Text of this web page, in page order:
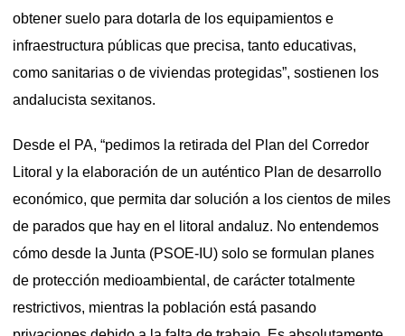
obtener suelo para dotarla de los equipamientos e
infraestructura públicas que precisa, tanto educativas,
como sanitarias o de viviendas protegidas”, sostienen los
andalucista sexitanos.
Desde el PA, “pedimos la retirada del Plan del Corredor
Litoral y la elaboración de un auténtico Plan de desarrollo
económico, que permita dar solución a los cientos de miles
de parados que hay en el litoral andaluz. No entendemos
cómo desde la Junta (PSOE-IU) solo se formulan planes
de protección medioambiental, de carácter totalmente
restrictivos, mientras la población está pasando